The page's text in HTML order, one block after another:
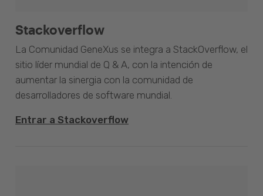
Stackoverflow
La Comunidad GeneXus se integra a StackOverflow, el
sitio líder mundial de Q & A, con la intención de
aumentar la sinergia con la comunidad de
desarrolladores de software mundial.
Entrar a Stackoverflow